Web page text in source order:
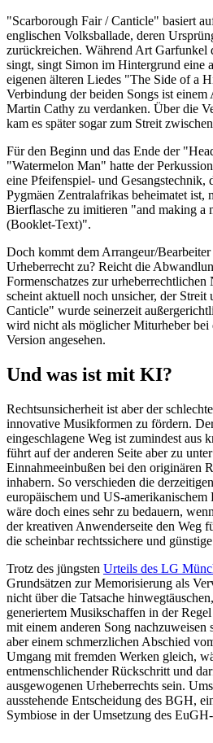
"Scarborough Fair / Canticle" basiert
englischen Volksballade, deren
zurückreichen. Während Art Garfunkel
singt, singt Simon im Hintergrund eine
eigenen älteren Liedes "The Side of a
Verbindung der beiden Songs ist einem
Martin Cathy zu verdanken. Über die
kam es später sogar zum Streit
Für den Beginn und das Ende der
"Watermelon Man" hatte der
eine Pfeifenspiel- und Gesangstechnik,
Pygmäen Zentralafrikas beheimatet ist,
Bierflasche zu imitieren "and making a
(Booklet-Text)".
Doch kommt dem Arrangeur/
Urheberrecht zu? Reicht die
Formenschatzes zur urheberrechtlichen
scheint aktuell noch unsicher, der
Canticle" wurde seinerzeit
wird nicht als möglicher Miturheber
Version angesehen.
Und was ist mit KI?
Rechtsunsicherheit ist aber der
innovative Musikformen zu fördern.
eingeschlagene Weg ist zumindest aus
führt auf der anderen Seite aber zu
Einnahmeeinbußen bei den originären
inhabern. So verschieden die
europäischem und US-amerikanischem
wäre doch eines sehr zu bedauern,
der kreativen Anwenderseite den Weg
die scheinbar rechtssichere und
Trotz des jüngsten Urteils des LG
Grundsätzen zur Memorisierung als
nicht über die Tatsache
generiertem Musikschaffen in der
mit einem anderen Song nachzuweisen
aber einem schmerzlichen Abschied
Umgang mit fremden Werken gleich,
entmenschlichender Rückschritt und
ausgewogenen Urheberrechts sein.
ausstehende Entscheidung des BGH,
Symbiose in der Umsetzung des